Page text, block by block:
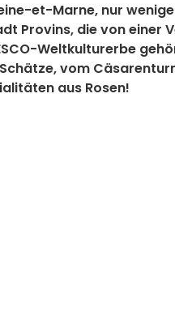
et-Marne, nur
Provins, die von einer
Weltkulturerbe
vom
aus Rosen!